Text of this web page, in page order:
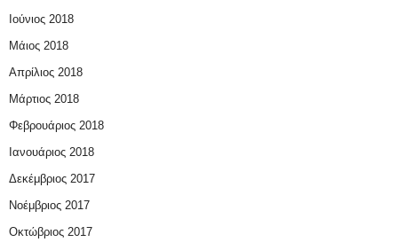
Ιούνιος 2018
Μάιος 2018
Απρίλιος 2018
Μάρτιος 2018
Φεβρουάριος 2018
Ιανουάριος 2018
Δεκέμβριος 2017
Νοέμβριος 2017
Οκτώβριος 2017